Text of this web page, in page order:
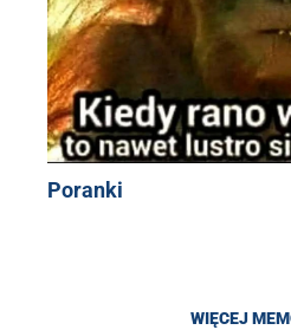
Poranki
WIĘCEJ